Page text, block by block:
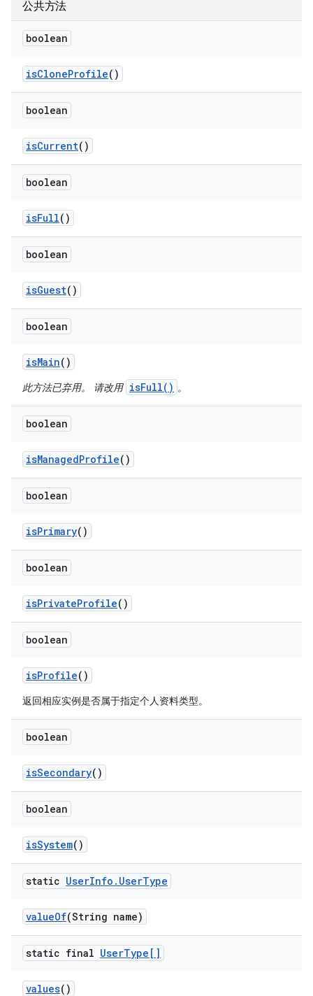
公共方法
boolean
isCloneProfile()
boolean
isCurrent()
boolean
isFull()
boolean
isGuest()
boolean
isMain()
此方法已弃用。 请改用 isFull() 。
boolean
isManagedProfile()
boolean
isPrimary()
boolean
isPrivateProfile()
boolean
isProfile()
返回相应实例是否属于指定个人资料类型。
boolean
isSecondary()
boolean
isSystem()
static UserInfo . UserType
valueOf(String name)
static final UserType[]
values()